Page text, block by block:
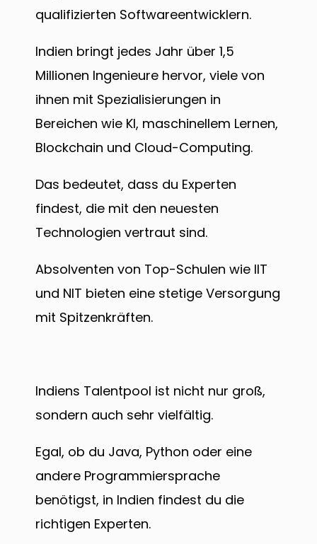
qualifizierten Softwareentwicklern.
Indien bringt jedes Jahr über 1,5
Millionen Ingenieure hervor, viele von
ihnen mit Spezialisierungen in
Bereichen wie KI, maschinellem Lernen,
Blockchain und Cloud-Computing.
Das bedeutet, dass du Experten
findest, die mit den neuesten
Technologien vertraut sind.
Absolventen von Top-Schulen wie IIT
und NIT bieten eine stetige Versorgung
mit Spitzenkräften.
Indiens Talentpool ist nicht nur groß,
sondern auch sehr vielfältig.
Egal, ob du Java, Python oder eine
andere Programmiersprache
benötigst, in Indien findest du die
richtigen Experten.